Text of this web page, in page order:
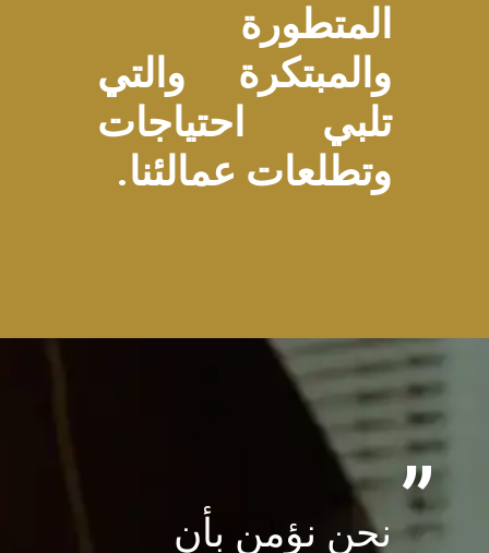
المتطورة
والمبتكرة والتي
تلبي احتياجات
وتطلعات عمالئنا.
نحن نؤمن بأن ”